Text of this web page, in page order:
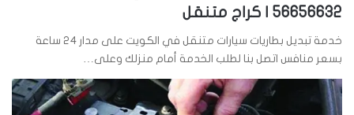
56656632 | كراج متنقل
خدمة تبديل بطاريات سيارات متنقل في الكويت على مدار 24 ساعة
بسعر منافس اتصل بنا لطلب الخدمة أمام منزلك وعلى…